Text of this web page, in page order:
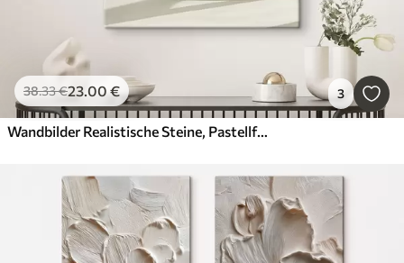
38.33€23.00 € 3
Wandbilder Realistische Steine, Pastellfarben, natürliche Beleuchtung